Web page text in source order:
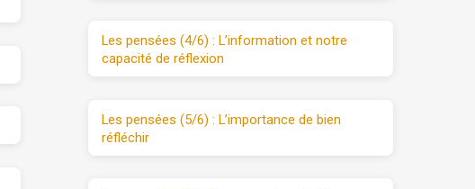
Les pensées (4/6) : L’information et notre
capacité de réflexion
Les pensées (5/6) : L’importance de bien
réfléchir